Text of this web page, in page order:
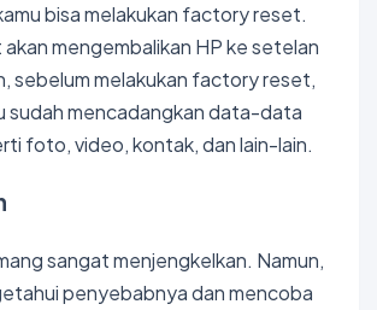
bisa melakukan factory reset.
mengembalikan HP ke setelan
sebelum melakukan factory reset,
sudah mencadangkan data-data
foto, video, kontak, dan lain-lain.
sangat menjengkelkan. Namun,
penyebabnya dan mencoba